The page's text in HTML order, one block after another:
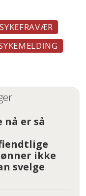
SYKEFRAVÆR
nå er så
ikke
svelge